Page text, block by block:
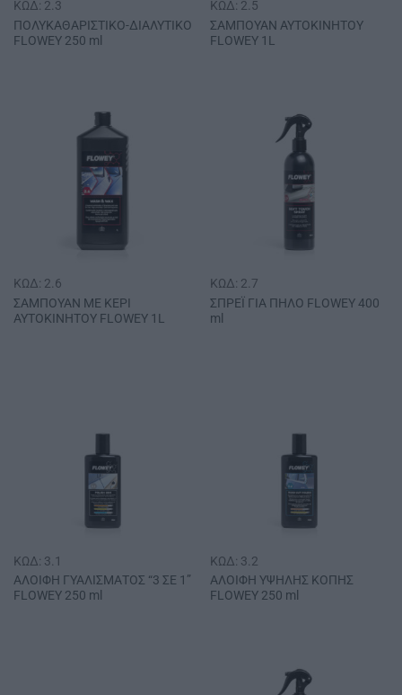
ΚΩΔ: 2.3
ΠΟΛΥΚΑΘΑΡΙΣΤΙΚΟ-ΔΙΑΛΥΤΙΚΟ
FLOWEY 250 ml
ΚΩΔ: 2.5
ΣΑΜΠΟΥΑΝ ΑΥΤΟΚΙΝΗΤΟΥ
FLOWEY 1L
ΚΩΔ: 2.6
ΣΑΜΠΟΥΑΝ ME KEΡΙ
ΑΥΤΟΚΙΝΗΤΟΥ FLOWEY 1L
ΚΩΔ: 2.7
ΣΠΡΕΪ ΓΙΑ ΠΗΛΟ FLΟWΕΥ 400
ml
ΚΩΔ: 3.1
ΑΛΟΙΦΗ ΓΥΑΛΙΣΜΑΤΟΣ “3 ΣΕ 1”
FLOWEY 250 ml
ΚΩΔ: 3.2
ΑΛΟΙΦΗ ΥΨΗΛΗΣ ΚΟΠΗΣ
FLOWEY 250 ml